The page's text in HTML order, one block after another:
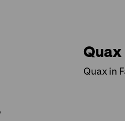
Quax
Quax in